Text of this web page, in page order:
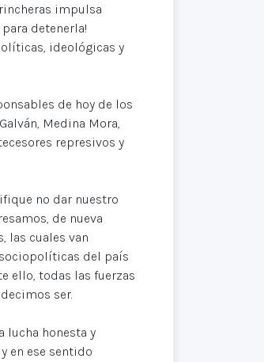
impulsa
detenerla!
ideológicas y
de hoy de los
Medina Mora,
represivos y
no dar nuestro
de nueva
las cuales van
del país
ello, todas las fuerzas
ser.
lucha honesta y
en ese sentido